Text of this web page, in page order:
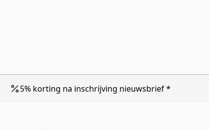
5% korting na inschrijving nieuwsbrief *